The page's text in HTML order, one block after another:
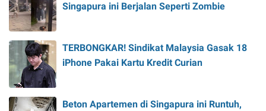
Singapura ini Berjalan Seperti Zombie
TERBONGKAR! Sindikat Malaysia Gasak 18
iPhone Pakai Kartu Kredit Curian
Beton Apartemen di Singapura ini Runtuh,